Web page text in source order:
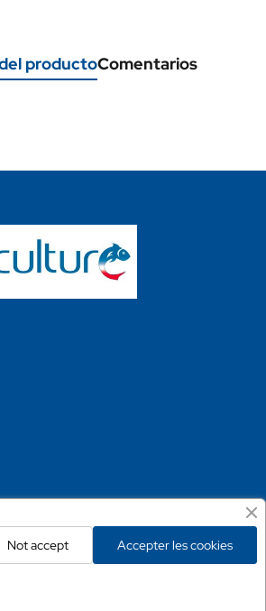
productoComentarios
Accepter les cookies
Not accept